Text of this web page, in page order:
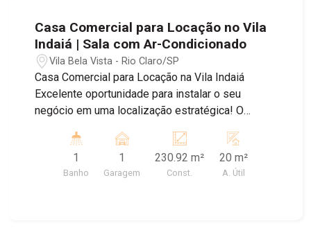
Casa Comercial para Locação no Vila
Indaiá | Sala com Ar-Condicionado
Vila Bela Vista - Rio Claro/SP
Casa Comercial para Locação na Vila Indaiá
Excelente oportunidade para instalar o seu
negócio em uma localização estratégica! O
condicionado, proporcionando um ambiente
confortável para atendimento e trabalho. Dispõe
ainda de cozinha, banheiro e área de serviço,
1
Banho
1
Garagem
230.92 m²
Const.
20 m²
A. Útil